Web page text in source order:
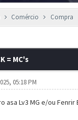
Comércio Compra
= MC's
05:18 PM
asa Lv3 MG e/ou Fenrir